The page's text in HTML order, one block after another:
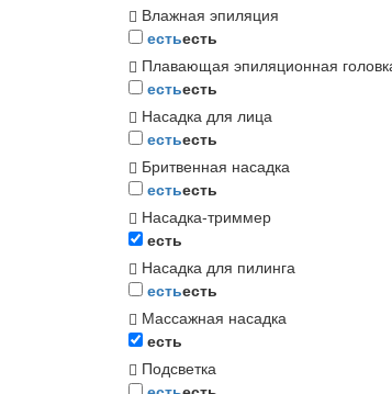
Влажная эпиляция
естьесть
Плавающая эпиляционная
естьесть
Насадка для лица
естьесть
Бритвенная насадка
естьесть
Насадка-триммер
есть
Насадка для пилинга
естьесть
Массажная насадка
есть
Подсветка